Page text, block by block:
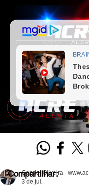
Gabriel Oliveira -
3 de jul.
Compartilhar: